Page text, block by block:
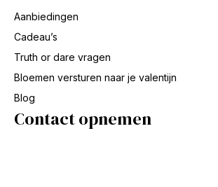
Aanbiedingen
Cadeau’s
Truth or dare vragen
Bloemen versturen naar je valentijn
Blog
Contact opnemen